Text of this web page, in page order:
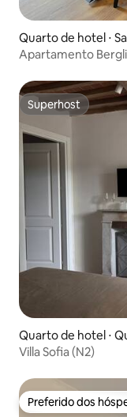
Quarto de hotel ⋅
Apartamento
Superhost
Superhost
Quarto de hotel ⋅
Villa Sofia (N2)
Preferido dos
Preferido dos